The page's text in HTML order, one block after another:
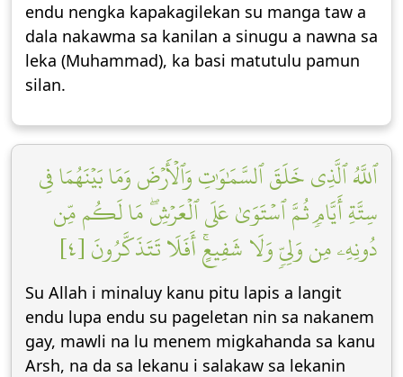
endu nengka kapakagilekan su manga taw a
dala nakawma sa kanilan a sinugu a nawna sa
leka (Muhammad), ka basi matutulu pamun
silan.
ٱللَّهُ ٱلَّذِي خَلَقَ ٱلسَّمَٰوَٰتِ وَٱلۡأَرۡضَ وَمَا بَيۡنَهُمَا فِي
سِتَّةِ أَيَّامٖ ثُمَّ ٱسۡتَوَىٰ عَلَى ٱلۡعَرۡشِۖ مَا لَكُم مِّن
دُونِهِۦ مِن وَلِيّٖ وَلَا شَفِيعٍۚ أَفَلَا تَتَذَكَّرُونَ [٤]
Su Allah i minaluy kanu pitu lapis a langit
endu lupa endu su pageletan nin sa nakanem
gay, mawli na lu menem migkahanda sa kanu
Arsh, na da sa lekanu i salakaw sa lekanin